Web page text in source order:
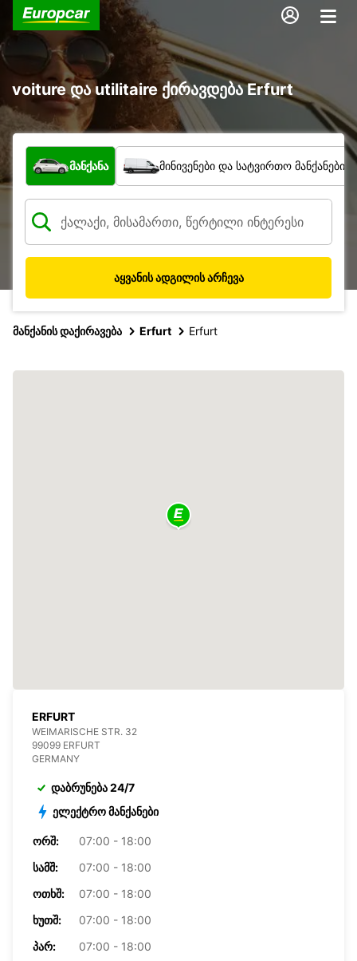
voiture და utilitaire ქირავდება Erfurt
რა ტიპის ავტომობილი?
მანქანა მინივენები და სატვირთო მანქანები
აყვანის ადგილის არჩევა
მანქანის დაქირავება Erfurt Erfurt
ERFURT
WEIMARISCHE STR. 32
99099 ERFURT
GERMANY
დაბრუნება 24/7
ელექტრო მანქანები
ᲝᲠᲨ:
07:00 - 18:00
ᲡᲐᲛᲨ:
07:00 - 18:00
ᲝᲗᲮᲨ:
07:00 - 18:00
ᲮᲣᲗᲨ:
07:00 - 18:00
ᲞᲐᲠ:
07:00 - 18:00